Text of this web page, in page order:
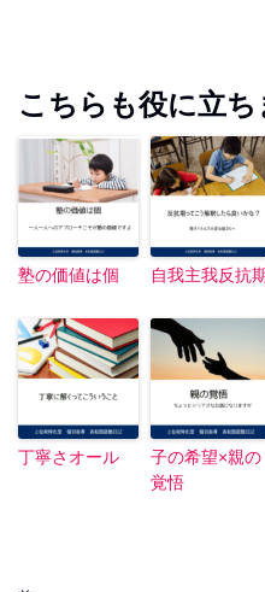
こちらも役に立ち
塾の価値は個 自我主我反抗
丁寧さオール
子の希望×親の
覚悟